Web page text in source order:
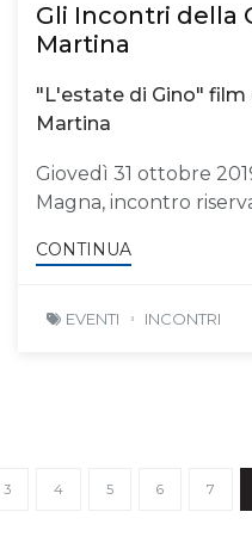
Gli Incontri della
Martina
"L'estate di Gino"
Martina
Giovedì 31 ottobre
Magna, incontro
CONTINUA
EVENTI INCONTRI
3 4 5 6 7